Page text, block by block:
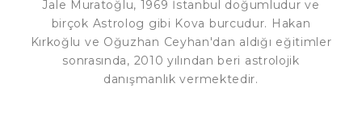
Jale Muratoğlu, 1969 İstanbul doğumludur ve
birçok Astrolog gibi Kova burcudur. Hakan
Kırkoğlu ve Oğuzhan Ceyhan'dan aldığı eğitimler
sonrasında, 2010 yılından beri astrolojik
danışmanlık vermektedir.